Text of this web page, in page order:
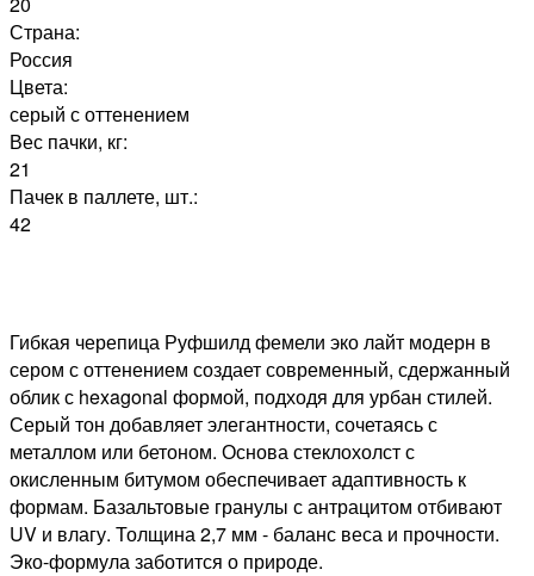
Страна:
Россия
Цвета:
серый с оттенением
Вес пачки, кг:
21
Пачек в паллете, шт.:
42
Гибкая черепица Руфшилд фемели эко лайт модерн в
сером с оттенением создает современный, сдержанный
облик с hexagonal формой, подходя для урбан стилей.
Серый тон добавляет элегантности, сочетаясь с
металлом или бетоном. Основа стеклохолст с
окисленным битумом обеспечивает адаптивность к
формам. Базальтовые гранулы с антрацитом отбивают
UV и влагу. Толщина 2,7 мм - баланс веса и прочности.
Эко-формула заботится о природе.